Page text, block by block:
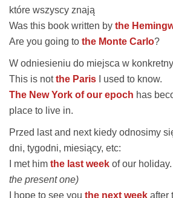
które wszyscy znają
Was this book written by the
Are you going to the Monte Carlo?
W odniesieniu do miejsca w
This is notthe Paris I used to know.
The New York of our epoch has
place to live in.
Przed lastand nextkiedy odnosimy
dni, tygodni, miesiący, etc:
I met him the last week of our holiday.
the present one)
I hope to see you the next week after